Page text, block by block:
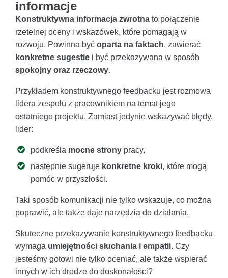
informacje
Konstruktywna informacja zwrotna to połączenie
rzetelnej oceny i wskazówek, które pomagają w
rozwoju. Powinna być oparta na faktach, zawierać
konkretne sugestie i być przekazywana w sposób
spokojny oraz rzeczowy.
Przykładem konstruktywnego feedbacku jest rozmowa
lidera zespołu z pracownikiem na temat jego
ostatniego projektu. Zamiast jedynie wskazywać błędy,
lider:
podkreśla mocne strony pracy,
następnie sugeruje konkretne kroki, które mogą
pomóc w przyszłości.
Taki sposób komunikacji nie tylko wskazuje, co można
poprawić, ale także daje narzędzia do działania.
Skuteczne przekazywanie konstruktywnego feedbacku
wymaga umiejętności słuchania i empatii. Czy
jesteśmy gotowi nie tylko oceniać, ale także wspierać
innych w ich drodze do doskonałości?